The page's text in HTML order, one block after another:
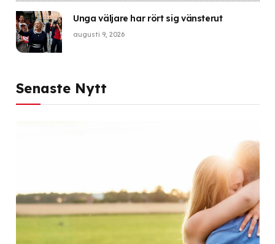
Unga väljare har rört sig vänsterut
augusti 9, 2026
Senaste Nytt